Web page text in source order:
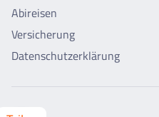
Abireisen
Versicherung
Datenschutzerklärung